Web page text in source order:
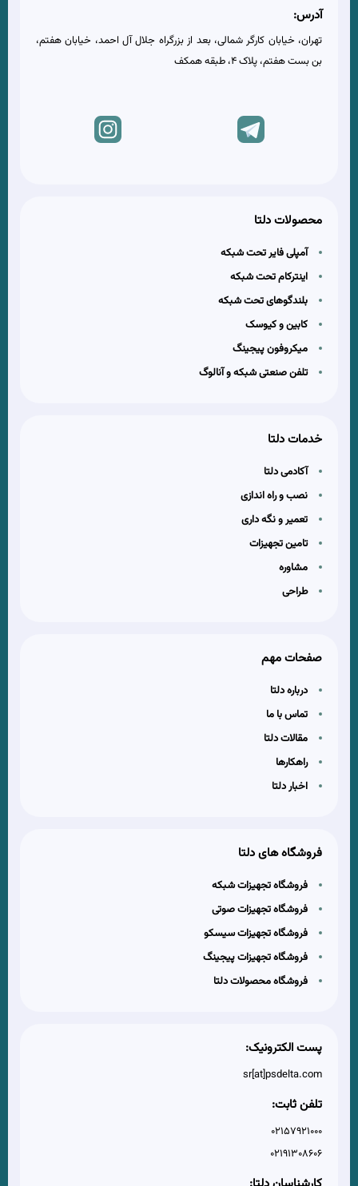
آدرس:
تهران، خیابان کارگر شمالی، بعد از بزرگراه جلال آل احمد، خیابان هفتم،
بن بست هفتم، پلاک 4، طبقه همکف
محصولات دلتا
آمپلی فایر تحت شبکه
اینترکام تحت شبکه
بلندگوهای تحت شبکه
کابین و کیوسک
میکروفون پیجینگ
تلفن صنعتی شبکه و آنالوگ
خدمات دلتا
آکادمی دلتا
نصب و راه اندازی
تعمیر و نگه داری
تامین تجهیزات
مشاوره
طراحی
صفحات مهم
درباره دلتا
تماس با ما
مقالات دلتا
راهکارها
اخبار دلتا
فروشگاه های دلتا
فروشگاه تجهیزات شبکه
فروشگاه تجهیزات صوتی
فروشگاه تجهیزات سیسکو
فروشگاه تجهیزات پیجینگ
فروشگاه محصولات دلتا
پست الکترونیک:
sr[at]psdelta.com
تلفن ثابت:
02157921000
02191308606